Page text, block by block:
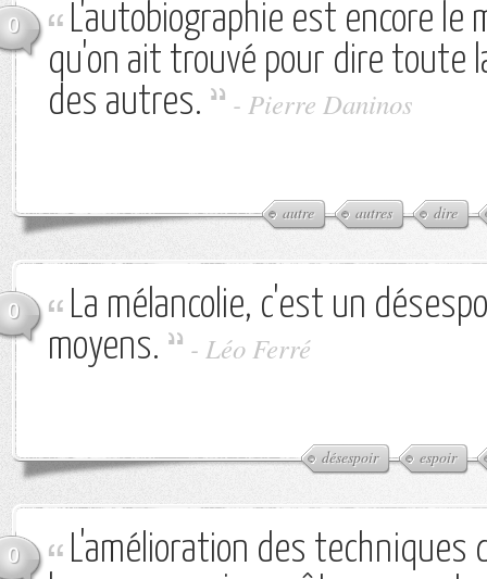
0
L'autobiographie est encore le
qu'on ait trouvé pour dire toute
des autres.
- Pierre Daninos
autre autres dire
0
La mélancolie, c'est un
moyens.
- Léo Ferré
désespoir espoir
0
L'amélioration des techniques